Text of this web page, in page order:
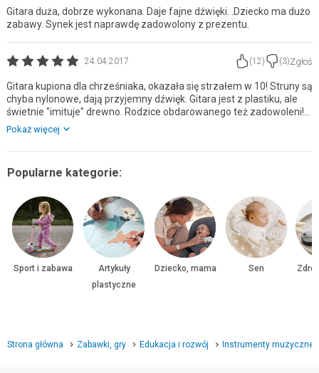
Gitara duża, dobrze wykonana. Daje fajne dźwięki. .Dziecko ma dużo
zabawy. Synek jest naprawdę zadowolony z prezentu.
24.04.2017 (12) (3)Zgłoś
Gitara kupiona dla chrześniaka, okazała się strzałem w 10! Struny są
chyba nylonowe, dają przyjemny dźwięk. Gitara jest z plastiku, ale
świetnie "imituje" drewno. Rodzice obdarowanego też zadowoleni!
Bardzo polecam!
Pokaż więcej
Popularne kategorie:
Sport i zabawa
Artykuły
plastyczne
Dziecko, mama Sen
Strona główna Zabawki, gry Edukacja i rozwój Instrumenty muzyczne